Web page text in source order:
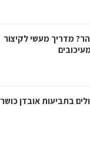
מדריך מעשי לקיצור
בתביעות אובדן כושר